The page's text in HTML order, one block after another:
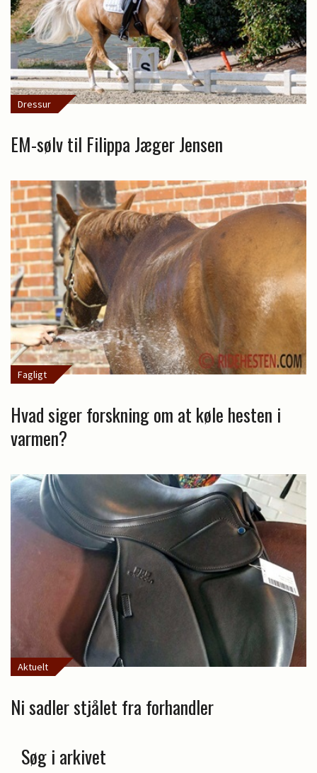
Dressur
EM-sølv til Filippa Jæger Jensen
Fagligt
Hvad siger forskning om at køle hesten i
varmen?
Aktuelt
Ni sadler stjålet fra forhandler
Søg i arkivet